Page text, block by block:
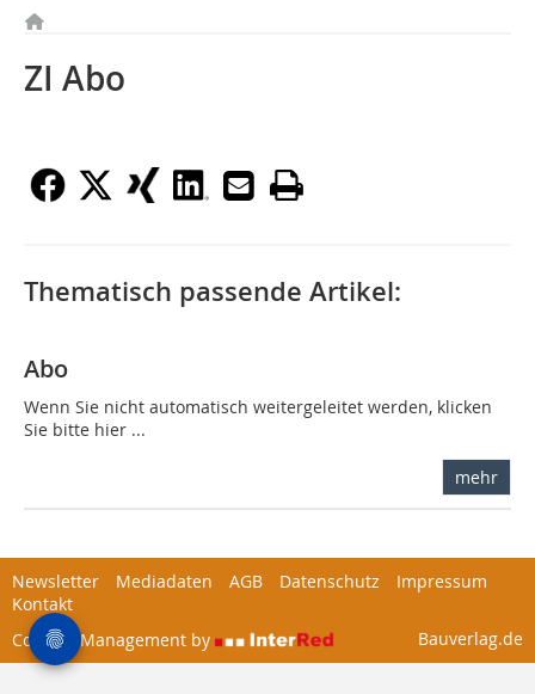
ZI Abo
Thematisch passende Artikel:
Abo
Wenn Sie nicht automatisch weitergeleitet werden, klicken
Sie bitte hier ...
mehr
Newsletter Mediadaten AGB Datenschutz
Impressum
Kontakt
Content Management by
Bauverlag.de